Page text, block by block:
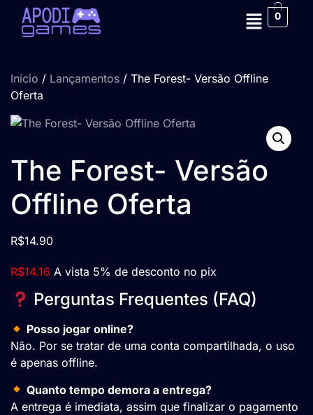
0
Início / Lançamentos / The Forest- Versão Offline
Oferta
The Forest- Versão
Offline Oferta
R$14.90
R$14.16 A vista 5% de desconto no pix
Perguntas Frequentes (FAQ)
Posso jogar online?
Não. Por se tratar de uma conta compartilhada, o uso
é apenas offline.
Quanto tempo demora a entrega?
A entrega é imediata, assim que finalizar o pagamento